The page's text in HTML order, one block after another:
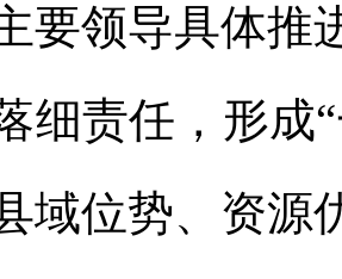
要领导具体推
细责任，形成
域位势、资源